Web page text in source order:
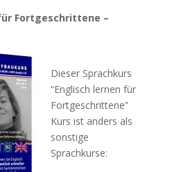
Fortgeschrittene –
Dieser Sprachkurs
“Englisch lernen für
Fortgeschrittene”
Kurs ist anders als
sonstige
Sprachkurse: